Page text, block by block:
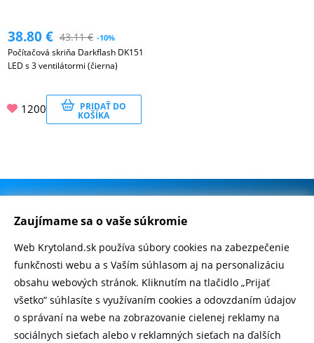
38.80€ 43.11€ -10%
Počítačová skriňa Darkflash DK151
LED s 3 ventilátormi (čierna)
1200 PRIDAŤ DO
KOŠÍKA
.
500.000+ odoslaných balíčkov
Rychlé doručenie 1-2 dní
Heurekazobraziť recenzie
Zaujímame sa o vaše súkromie
Web Krytoland.sk používa súbory cookies na zabezpečenie
funkčnosti webu a s Vaším súhlasom aj na personalizáciu
obsahu webových stránok. Kliknutím na tlačidlo „Prijať
všetko“ súhlasíte s využívaním cookies a odovzdaním údajov
o správaní na webe na zobrazovanie cielenej reklamy na
sociálnych sieťach alebo v reklamných sieťach na ďalších